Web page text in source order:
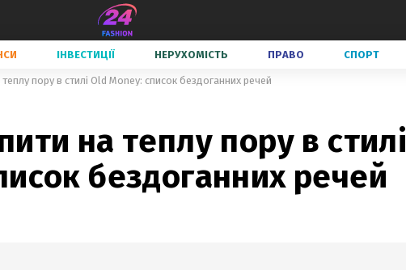
ІНВЕСТИЦІЇ НЕРУХОМІСТЬ ПРАВО СПОРТ
пору в стилі Old Money: список бездоганних речей
на теплу пору в стилі
бездоганних речей